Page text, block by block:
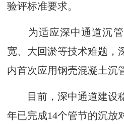
验评标准要求。
为适应深中通道沉管
宽、大回淤等技术难题，
内首次应用钢壳混凝土沉
目前，深中通道建设
年已完成14个管节的沉放